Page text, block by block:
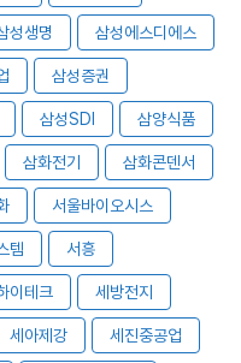
성생명 삼성에스디에스
삼성증권
삼성SDI 삼양식품
삼화전기 삼화콘덴서
서울바이오시스
템 서흥
이테크 세방전지
세아제강 세진중공업